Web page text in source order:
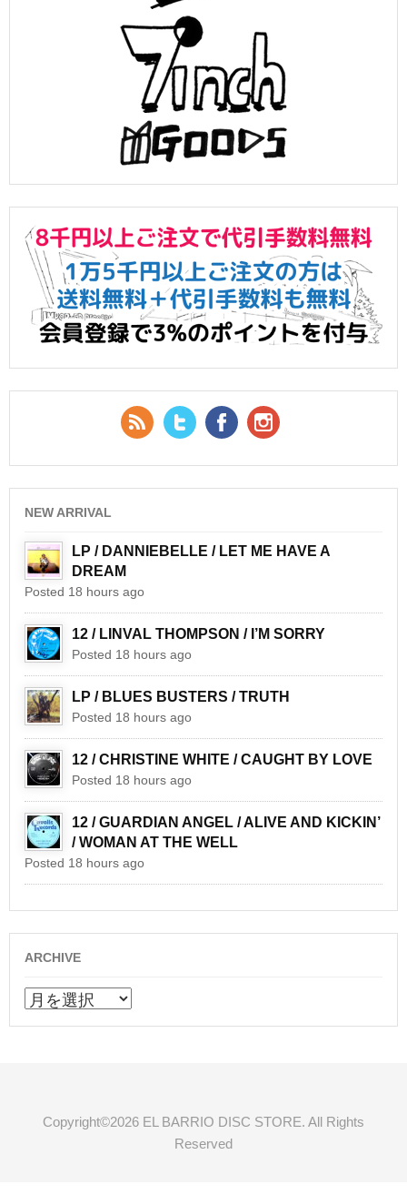
RSS Feed
Twitter Facebook
NEW ARRIVAL
LP / DANNIEBELLE / LET ME HAVE A
DREAM
Posted 18 hours ago
12 / LINVAL THOMPSON / I’M SORRY
Posted 18 hours ago
LP / BLUES BUSTERS / TRUTH
Posted 18 hours ago
12 / CHRISTINE WHITE / CAUGHT BY LOVE
Posted 18 hours ago
12 / GUARDIAN ANGEL / ALIVE AND KICKIN’
/ WOMAN AT THE WELL
Posted 18 hours ago
ARCHIVE
ARCHIVE
Copyright©2026 EL BARRIO DISC STORE. All Rights
Reserved